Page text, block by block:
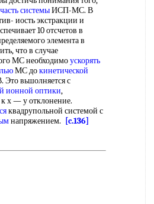
часть системыИСП-МС. В
иость экстракции и
10 отсчетов в
элемента в
что в случае
МС необходимоускорять
МС докинетической
Это вьшолняется с
ионной оптики,
х — у отклонение.
квадрупольной системой с
напряжением. [c.136]